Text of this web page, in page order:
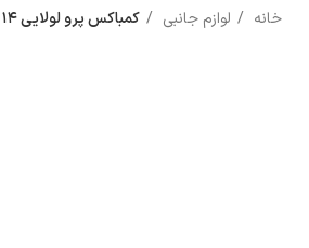
خانه لوازم جانبی کمباکس پرو لولایی ۱۴ × ۱۴ پلاستیکی سفید